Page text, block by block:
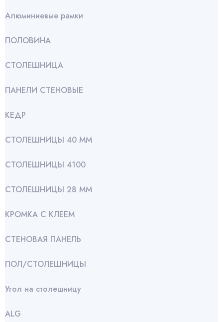
Алюминиевые рамки
ПОЛОВИНА
СТОЛЕШНИЦА
ПАНЕЛИ СТЕНОВЫЕ
КЕДР
СТОЛЕШНИЦЫ 40 ММ
СТОЛЕШНИЦЫ 4100
СТОЛЕШНИЦЫ 28 ММ
КРОМКА С КЛЕЕМ
СТЕНОВАЯ ПАНЕЛЬ
ПОЛ/СТОЛЕШНИЦЫ
Угол на столешницу
АLG